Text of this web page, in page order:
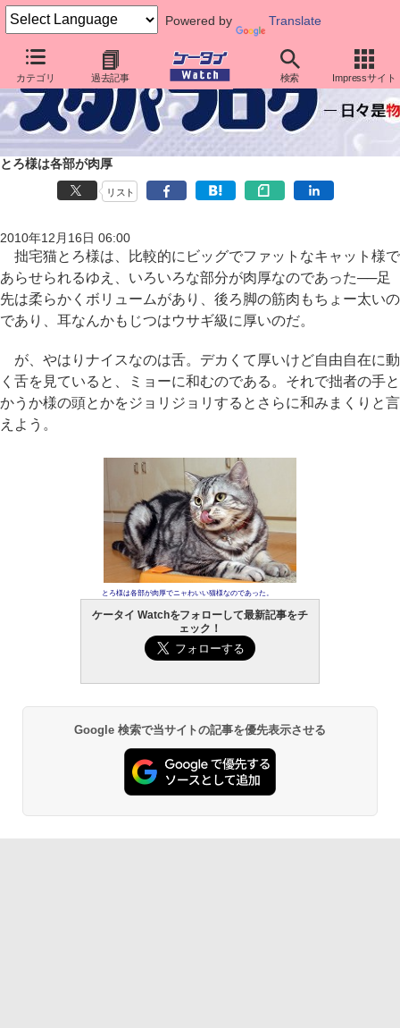
Powered by Translate
カテゴリ 過去記事 検索 Impressサイト
とろ様は各部が肉厚
リスト
2010年12月16日 06:00
拙宅猫とろ様は、比較的にビッグでファットなキャット様で
あらせられるゆえ、いろいろな部分が肉厚なのであった──足
先は柔らかくボリュームがあり、後ろ脚の筋肉もちょー太いの
であり、耳なんかもじつはウサギ級に厚いのだ。
が、やはりナイスなのは舌。デカくて厚いけど自由自在に動
く舌を見ていると、ミョーに和むのである。それで拙者の手と
かうか様の頭とかをジョリジョリするとさらに和みまくりと言
えよう。
とろ様は各部が肉厚でニャわいい猫様なのであった。
ケータイ Watchをフォローして最新記事をチ
ェック！
Google 検索で当サイトの記事を優先表示させる